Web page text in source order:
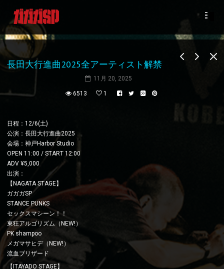
長田大行進曲2025全アーティスト解禁
11月 20, 2025
6513 1
日程：12/6(土)
公演：長田大行進曲2025
会場：神戸Harbor Studio
OPEN 11:00 / START 12:00
ADV ¥5,000
出演：
【NAGATA STAGE】
ガガガSP
STANCE PUNKS
セックスマシーン！！
東狂アルゴリズム（NEW!）
PK shampoo
メガマサヒデ（NEW!）
流血ブリザード
【ITAYADO STAGE】